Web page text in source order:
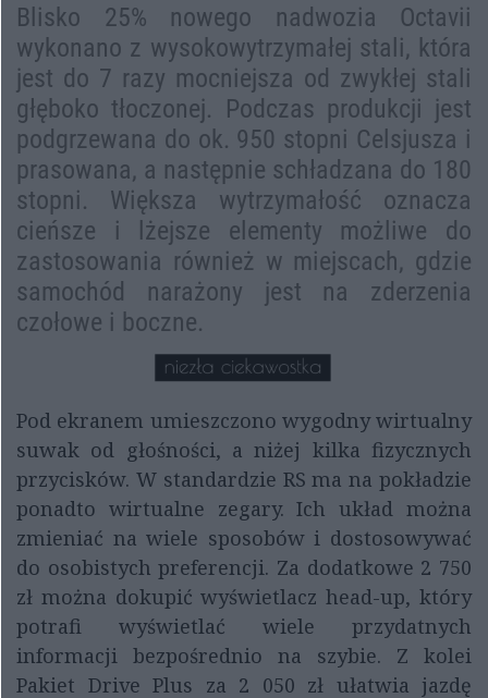
Blisko 25% nowego nadwozia Octavii
wykonano z wysokowytrzymałej stali, która
jest do 7 razy mocniejsza od zwykłej stali
głęboko tłoczonej. Podczas produkcji jest
podgrzewana do ok. 950 stopni Celsjusza i
prasowana, a następnie schładzana do 180
stopni. Większa wytrzymałość oznacza
cieńsze i lżejsze elementy możliwe do
zastosowania również w miejscach, gdzie
samochód narażony jest na zderzenia
czołowe i boczne.
Pod ekranem umieszczono wygodny wirtualny
suwak od głośności, a niżej kilka fizycznych
przycisków. W standardzie RS ma na pokładzie
ponadto wirtualne zegary. Ich układ można
zmieniać na wiele sposobów i dostosowywać
do osobistych preferencji. Za dodatkowe 2 750
zł można dokupić wyświetlacz head-up, który
potrafi wyświetlać wiele przydatnych
informacji bezpośrednio na szybie. Z kolei
Pakiet Drive Plus za 2 050 zł ułatwia jazdę